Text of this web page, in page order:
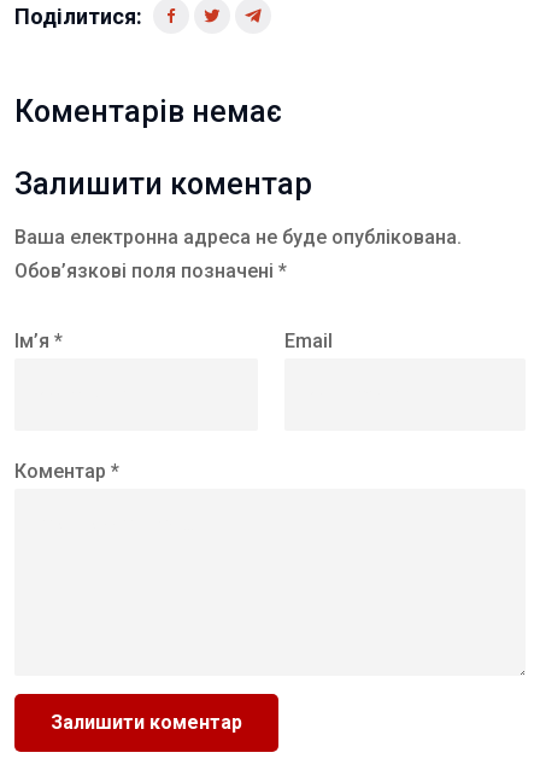
Поділитися:
Коментарів немає
Залишити коментар
Ваша електронна адреса не буде опублікована.
Обов’язкові поля позначені *
Ім’я * Email
Коментар *